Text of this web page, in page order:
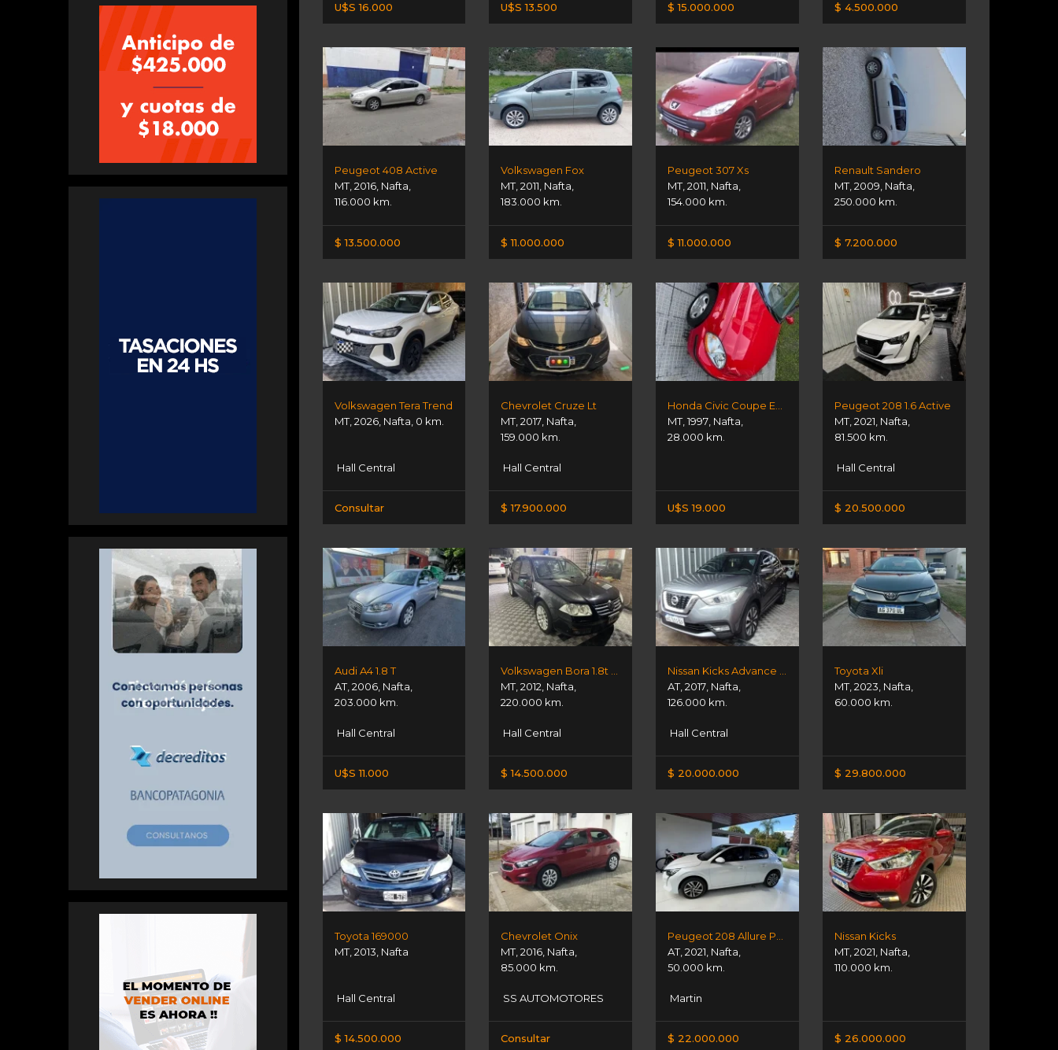
U$S 16.000 U$S 13.500 $ 15.000.000 $ 4.500.000
Peugeot 408 Active
MT,2016, Nafta,
116.000 km.
$ 13.500.000
Volkswagen Fox
MT,2011, Nafta,
183.000 km.
$ 11.000.000
Peugeot 307 Xs
MT,2011, Nafta,
154.000 km.
$ 11.000.000
Renault Sandero
MT,2009, Nafta,
250.000 km.
$ 7.200.000
Volkswagen Tera Trend
MT,2026, Nafta, 0 km.
Hall Central
Consultar
Chevrolet Cruze Lt
MT,2017, Nafta,
159.000 km.
Hall Central
$ 17.900.000
Honda Civic Coupe Ex 1.6
MT,1997, Nafta,
28.000 km.
U$S 19.000
Peugeot 208 1.6 Active
MT,2021, Nafta,
81.500 km.
Hall Central
$ 20.500.000
Audi A4 1.8 T
AT,2006, Nafta,
203.000 km.
Hall Central
U$S 11.000
Volkswagen Bora 1.8t Highline
MT,2012, Nafta,
220.000 km.
Hall Central
$ 14.500.000
Nissan Kicks Advance Automática
AT,2017, Nafta,
126.000 km.
Hall Central
$ 20.000.000
Toyota Xli
MT,2023, Nafta,
60.000 km.
$ 29.800.000
Toyota 169000
MT,2013, Nafta
Hall Central
$ 14.500.000
Chevrolet Onix
MT,2016, Nafta,
85.000 km.
SS AUTOMOTORES
Consultar
Peugeot 208 Allure Pack 1ra Mano
AT,2021, Nafta,
50.000 km.
Martin
$ 22.000.000
Nissan Kicks
MT,2021, Nafta,
110.000 km.
$ 26.000.000